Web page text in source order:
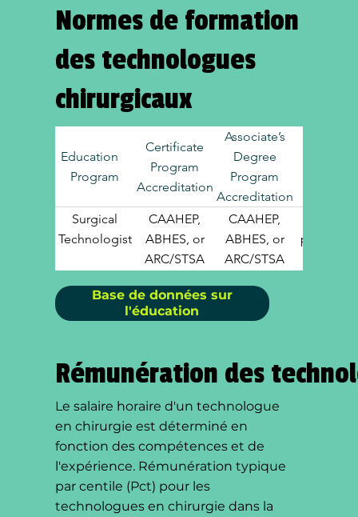
Normes de formation
des technologues
chirurgicaux
Education
Program
Certificate
Program
Accreditation
Associate’s
Degree
Program
Accreditation
Surgical
Technologist
CAAHEP,
ABHES, or
ARC/STSA
CAAHEP,
ABHES, or
ARC/STSA
preferred
Base de données sur
l'éducation
Rémunération des
Le salaire horaire d'un technologue
en chirurgie est déterminé en
fonction des compétences et de
l'expérience. Rémunération typique
par centile (Pct) pour les
technologues en chirurgie dans la